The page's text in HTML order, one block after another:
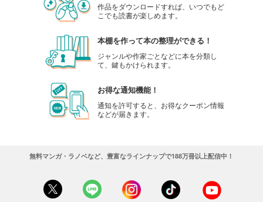
作品をダウンロードすれば、いつでもど
こでも読書が楽しめます。
本棚を作って本の整理ができる！
ジャンルや作家ごとなどに本を分類し
て、鍵もかけられます。
お得な通知機能！
通知を許可すると、お得なクーポン情報
などが届きます。
無料マンガ・ラノベなど、豊富なラインナップで188万冊以上配信中！